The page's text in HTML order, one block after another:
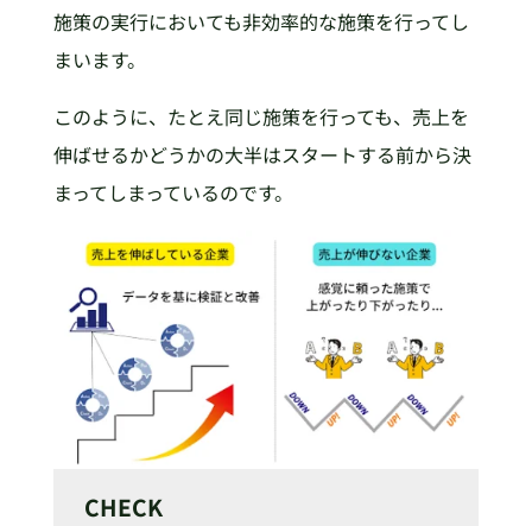
施策の実行においても非効率的な施策を行ってし
まいます。
このように、たとえ同じ施策を行っても、売上を
伸ばせるかどうかの大半はスタートする前から決
まってしまっているのです。
CHECK